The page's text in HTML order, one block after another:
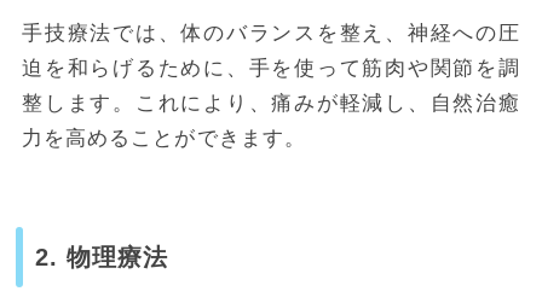
手技療法では、体のバランスを整え、神経への圧
迫を和らげるために、手を使って筋肉や関節を調
整します。これにより、痛みが軽減し、自然治癒
力を高めることができます。
2. 物理療法